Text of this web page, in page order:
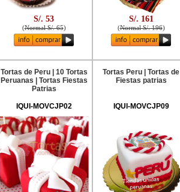
S/. 53
(Normal S/. 65)
S/. 161
(Normal S/. 196)
Tortas de Peru | 10 Tortas
Peruanas | Tortas Fiestas
Patrias
IQUI-MOVCJP02
Tortas Peru | Tortas de
Fiestas patrias
IQUI-MOVCJP09